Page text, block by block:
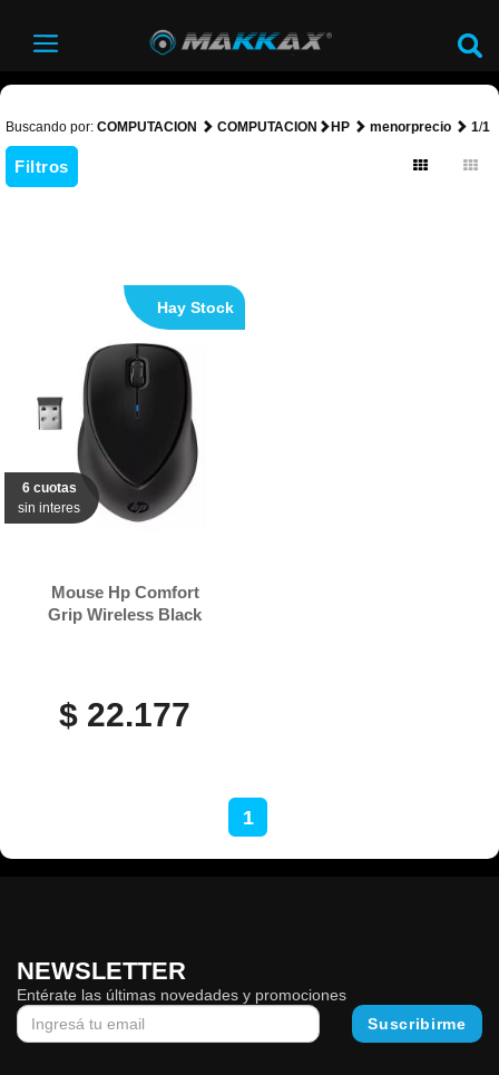
Buscando por: COMPUTACION COMPUTACION HP menorprecio 1/1
Filtros
6 cuotas
sin interes
Mouse Hp Comfort
Grip Wireless Black
$ 22.177
Hay Stock
1
NEWSLETTER
Entérate las últimas novedades y promociones